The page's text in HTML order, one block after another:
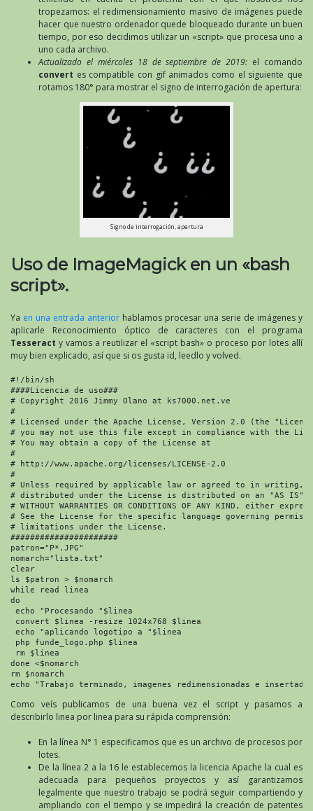
tropezamos: el redimensionamiento masivo de imágenes puede
hacer que nuestro ordenador quede bloqueado durante un buen
tiempo, por eso decidimos utilizar un «script» que procesa uno a
uno cada archivo.
Actualizado el miércoles 18 de septiembre de 2019: el comando
convert es compatible con gif animados como el siguiente que
rotamos 180° para mostrar el signo de interrogación de apertura:
Signo de interrogación, apertura
Uso de ImageMagick en un «bash
script».
Ya en una entrada anterior hablamos procesar una serie de imágenes y
aplicarle Reconocimiento óptico de caracteres con el programa
Tesseract y vamos a reutilizar el «script bash» o proceso por lotes allí
muy bien explicado, así que si os gusta id, leedlo y volved.
#!/bin/sh
####Licencia de uso###
# Copyright 2016 Jimmy Olano at ks7000.net.ve
#
# Licensed under the Apache License, Version 2.0 (the
# you may not use this file except in compliance with the
# You may obtain a copy of the License at
#
# http://www.apache.org/licenses/LICENSE-2.0
#
# Unless required by applicable law or agreed to in writing,
# distributed under the License is distributed on an "AS IS"
# WITHOUT WARRANTIES OR CONDITIONS OF ANY KIND, either
# See the License for the specific language governing
# limitations under the License.
######################
patron="P*.JPG"
nomarch="lista.txt"
clear
ls $patron > $nomarch
while read linea
do
echo "Procesando "$linea
convert $linea -resize 1024x768 $linea
echo "aplicando logotipo a "$linea
php funde_logo.php $linea
rm $linea
done <$nomarch
rm $nomarch
echo "Trabajo terminado, imagenes redimensionadas e
Como veís publicamos de una buena vez el script y pasamos a
describirlo linea por linea para su rápida comprensión:
En la línea N° 1 especificamos que es un archivo de procesos por
lotes.
De la línea 2 a la 16 le establecemos la licencia Apache la cual es
adecuada para pequeños proyectos y así garantizamos
legalmente que nuestro trabajo se podrá seguir compartiendo y
ampliando con el tiempo y se impedirá la creación de patentes